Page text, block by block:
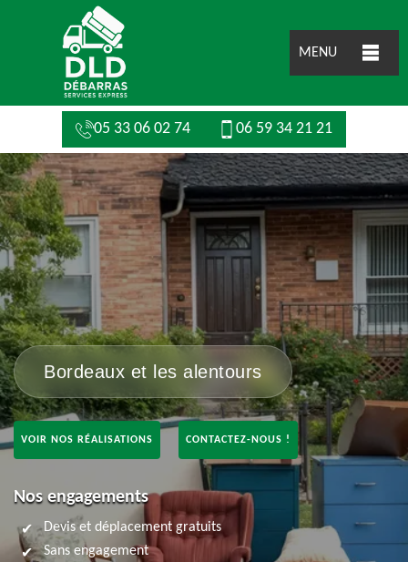
MENU
05 33 06 02 74 06 59 34 21 21
Bordeaux et les alentours
VOIR NOS RÉALISATIONS CONTACTEZ-NOUS !
Nos engagements
Devis et déplacement gratuits
Sans engagement